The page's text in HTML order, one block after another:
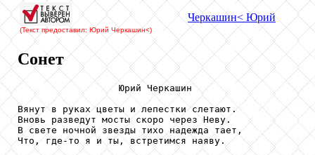
(Текст предоставил: Юрий Черкашин<)
Черкашин< Юрий
Сонет
                  Юрий Черкашин
Вянут в руках цветы и лепестки слетают.
Вновь разведут мосты скоро через Неву.
В свете ночной звезды тихо надежда тает,
Что, где-то я и ты, встретимся наяву.